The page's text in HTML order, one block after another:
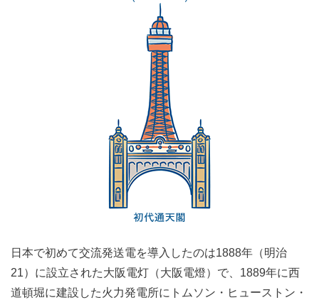
日本で初めて交流発送電を導入したのは1888年（明治
21）に設立された大阪電灯（大阪電燈）で、1889年に西
道頓堀に建設した火力発電所にトムソン・ヒューストン・